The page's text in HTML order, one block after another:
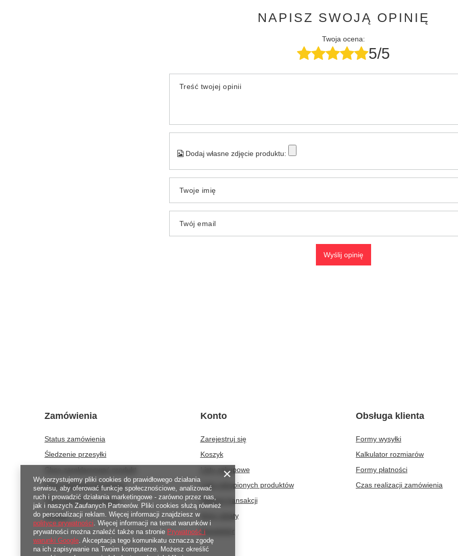
NAPISZ SWOJĄ OPINIĘ
Twoja ocena:
5/5
Treść twojej opinii
Dodaj własne zdjęcie produktu:
Twoje imię
Twój email
Wyślij opinię
Zamówienia
Status zamówienia
Śledzenie przesyłki
Chcę odstąpić od umowy
Chcę wymienić produkt
Kontakt
Konto
Zarejestruj się
Koszyk
Listy zakupowe
Lista zakupionych produktów
Historia transakcji
Moje rabaty
Newsletter
Obsługa klienta
Formy wysyłki
Kalkulator rozmiarów
Formy płatności
Czas realizacji zamówienia
Wykorzystujemy pliki cookies do prawidłowego działania
serwisu, aby oferować funkcje społecznościowe, analizować
ruch i prowadzić działania marketingowe - zarówno przez nas,
jak i naszych Zaufanych Partnerów. Pliki cookies służą również
do personalizacji reklam. Więcej informacji znajdziesz w
polityce prywatności. Więcej informacji na temat warunków i
prywatności można znaleźć także na stronie Prywatność i
warunki Google. Akceptacja tego komunikatu oznacza zgodę
na ich zapisywanie na Twoim komputerze. Możesz określić